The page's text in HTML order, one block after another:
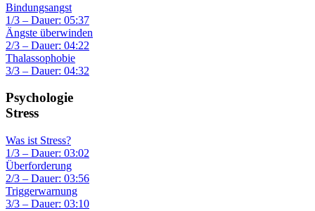
Bindungsangst
1/3 – Dauer: 05:37
Ängste überwinden
2/3 – Dauer: 04:22
Thalassophobie
3/3 – Dauer: 04:32
Psychologie
Stress
Was ist Stress?
1/3 – Dauer: 03:02
Überforderung
2/3 – Dauer: 03:56
Triggerwarnung
3/3 – Dauer: 03:10